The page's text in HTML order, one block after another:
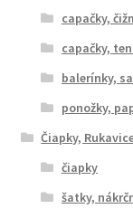
capačky,
capačky,
balerínky,
ponožky,
Čiapky,
čiapky
šatky,